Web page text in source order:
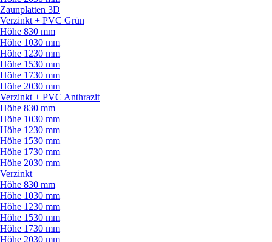
Zaunplatten 3D
Verzinkt + PVC Grün
Höhe 830 mm
Höhe 1030 mm
Höhe 1230 mm
Höhe 1530 mm
Höhe 1730 mm
Höhe 2030 mm
Verzinkt + PVC Anthrazit
Höhe 830 mm
Höhe 1030 mm
Höhe 1230 mm
Höhe 1530 mm
Höhe 1730 mm
Höhe 2030 mm
Verzinkt
Höhe 830 mm
Höhe 1030 mm
Höhe 1230 mm
Höhe 1530 mm
Höhe 1730 mm
Höhe 2030 mm